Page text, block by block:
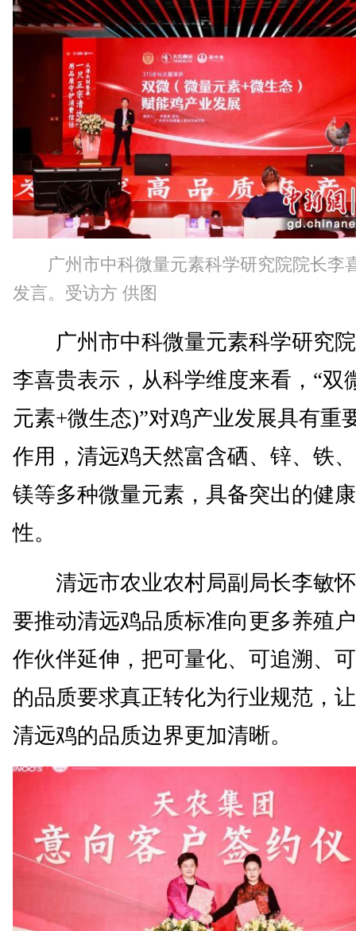
广州市中科微量元素科学研究院院长李
发言。受访方 供图
广州市中科微量元素科学研究
李喜贵表示，从科学维度来看，“双
元素+微生态)”对鸡产业发展具有重
作用，清远鸡天然富含硒、锌、铁
镁等多种微量元素，具备突出的健
性。
清远市农业农村局副局长李敏
要推动清远鸡品质标准向更多养殖
作伙伴延伸，把可量化、可追溯、
的品质要求真正转化为行业规范，
清远鸡的品质边界更加清晰。